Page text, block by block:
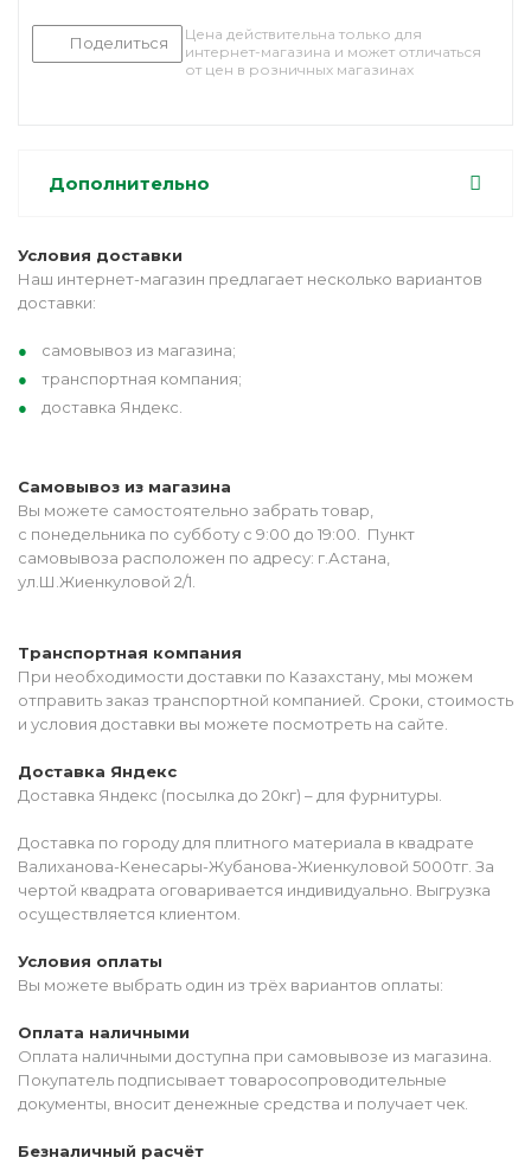
Поделиться
Цена действительна только для
интернет-магазина и может отличаться
от цен в розничных магазинах
Дополнительно
Условия доставки
Наш интернет-магазин предлагает несколько вариантов
доставки:
самовывоз из магазина;
транспортная компания;
доставка Яндекс.
Самовывоз из магазина
Вы можете самостоятельно забрать товар,
с понедельника по субботу с 9:00 до 19:00. Пункт
самовывоза расположен по адресу: г.Астана,
ул.Ш.Жиенкуловой 2/1.
Транспортная компания
При необходимости доставки по Казахстану, мы можем
отправить заказ транспортной компанией. Сроки, стоимость
и условия доставки вы можете посмотреть на сайте.
Доставка Яндекс
Доставка Яндекс (посылка до 20кг) – для фурнитуры.
Доставка по городу для плитного материала в квадрате
Валиханова-Кенесары-Жубанова-Жиенкуловой 5000тг. За
чертой квадрата оговаривается индивидуально. Выгрузка
осуществляется клиентом.
Условия оплаты
Вы можете выбрать один из трёх вариантов оплаты:
Оплата наличными
Оплата наличными доступна при самовывозе из магазина.
Покупатель подписывает товаросопроводительные
документы, вносит денежные средства и получает чек.
Безналичный расчёт